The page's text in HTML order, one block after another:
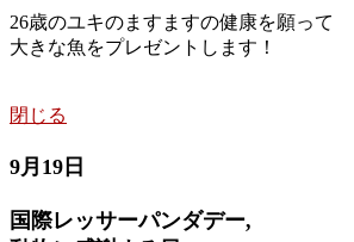
26歳のユキのますますの健康を願って
大きな魚をプレゼントします！
閉じる
9月19日
国際レッサーパンダデー,